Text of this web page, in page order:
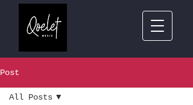
Post
All Posts